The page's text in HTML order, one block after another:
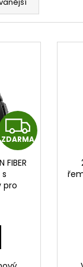
Z
D
ZDARMA
pro
černý